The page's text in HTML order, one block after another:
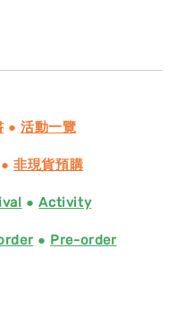
●活動一覽
●非現貨預購
●Activity
● Pre-order